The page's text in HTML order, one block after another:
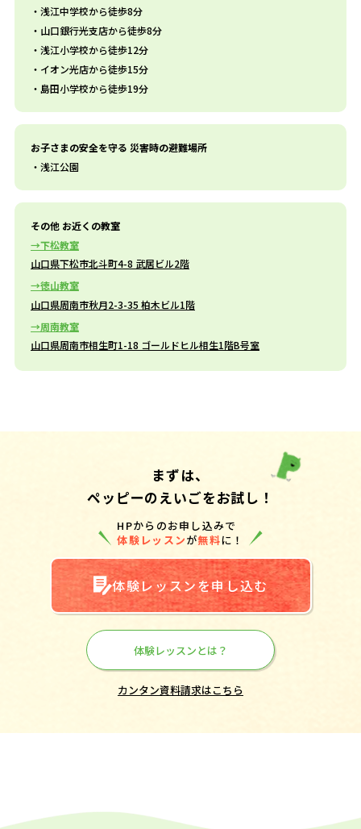
浅江中学校から徒歩8分
山口銀行光支店から徒歩8分
浅江小学校から徒歩12分
イオン光店から徒歩15分
島田小学校から徒歩19分
お子さまの安全を守る 災害時の避難場所
浅江公園
その他 お近くの教室
下松教室
山口県下松市北斗町4-8 武居ビル2階
徳山教室
山口県周南市秋月2-3-35 柏木ビル1階
周南教室
山口県周南市相生町1-18 ゴールドヒル相生1階B号室
まずは、
ペッピーのえいごをお試し！
HPからのお申し込みで
体験レッスンが無料に！
体験レッスンを申し込む
体験レッスンとは？
カンタン資料請求はこちら